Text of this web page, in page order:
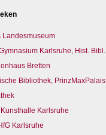
Landesmuseum
Karlsruhe, Hist. Bibl.
Bretten
Bibliothek, PrinzMaxPalais
Karlsruhe
Karlsruhe